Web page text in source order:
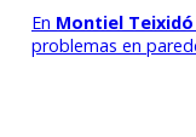
En Montiel
problemas en